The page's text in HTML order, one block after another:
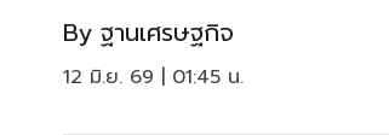
By ฐานเศรษฐกิจ
12 มิ.ย. 69 | 01:45 น.